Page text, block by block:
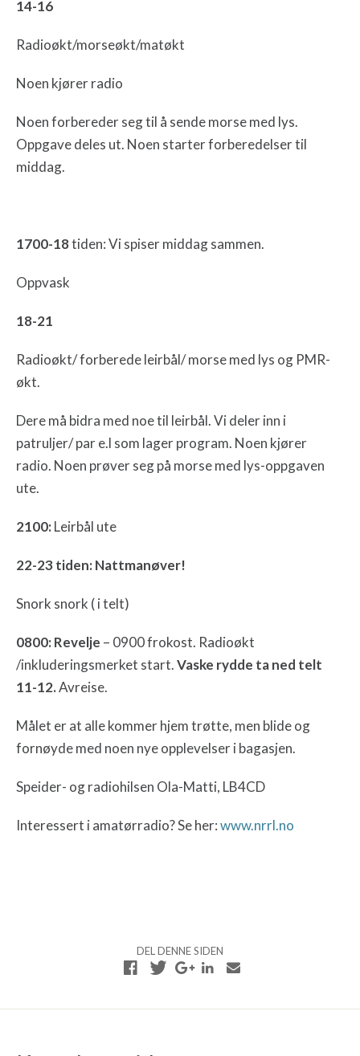
14-16
Radioøkt/morseøkt/matøkt
Noen kjører radio
Noen forbereder seg til å sende morse med lys.
Oppgave deles ut. Noen starter forberedelser til
middag.
1700-18tiden: Vi spiser middag sammen.
Oppvask
18-21
Radioøkt/ forberede leirbål/ morse med lys og PMR-
økt.
Dere må bidra med noe til leirbål. Vi deler inn i
patruljer/ par e.l som lager program. Noen kjører
radio. Noen prøver seg på morse med lys-oppgaven
ute.
2100:Leirbål ute
22-23 tiden: Nattmanøver!
Snork snork ( i telt)
0800: Revelje – 0900 frokost. Radioøkt
/inkluderingsmerket start.Vaske rydde ta ned telt
11-12.Avreise.
Målet er at alle kommer hjem trøtte, men blide og
fornøyde med noen nye opplevelser i bagasjen.
Speider- og radiohilsen Ola-Matti, LB4CD
Interessert i amatørradio? Se her:www.nrrl.no
DEL DENNE SIDEN